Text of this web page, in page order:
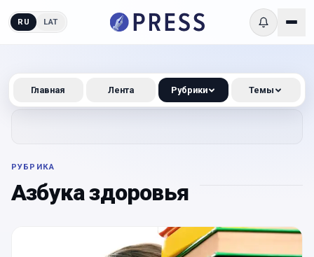
RU LAT
РУБРИКА
Азбука здоровья
Главная Лента Рубрики Темы